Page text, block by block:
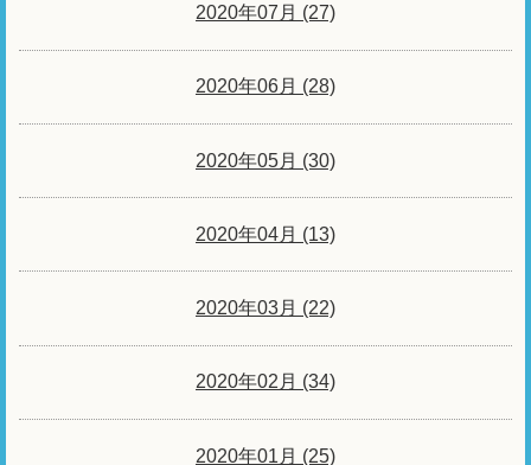
2020年07月 (27)
2020年06月 (28)
2020年05月 (30)
2020年04月 (13)
2020年03月 (22)
2020年02月 (34)
2020年01月 (25)